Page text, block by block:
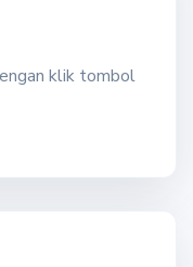
klik tombol